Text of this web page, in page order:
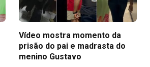
Vídeo mostra momento da
prisão do pai e madrasta do
menino Gustavo